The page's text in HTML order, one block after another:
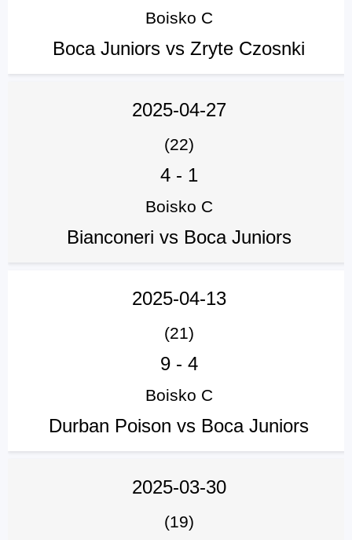
Boisko C
Boca Juniors vs Zryte Czosnki
2025-04-27
(22)
4- 1
Boisko C
Bianconeri vs Boca Juniors
2025-04-13
(21)
9- 4
Boisko C
Durban Poison vs Boca Juniors
2025-03-30
(19)